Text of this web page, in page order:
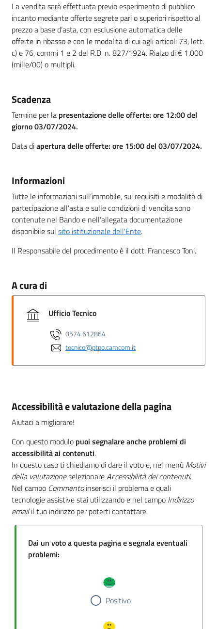
La vendita sarà effettuata previo esperimento di pubblico
incanto mediante offerte segrete pari o superiori rispetto al
prezzo a base d’asta, con esclusione automatica delle
offerte in ribasso e con le modalità di cui agli articoli 73, lett.
c) e 76, commi 1 e 2 del R.D. n. 827/1924. Rialzo di € 1.000
(mille/00) o multipli.
Scadenza
Termine per la presentazione delle offerte: ore 12:00 del
giorno 03/07/2024.
Data diapertura delle offerte: ore 15:00 del 03/07/2024.
Informazioni
Tutte le informazioni sull’immobile, sui requisiti e modalità di
partecipazione all’asta e sulle condizioni di vendita sono
contenute nel Bando e nell’allegata documentazione
disponibile sul sito istituzionale dell'Ente.
Il Responsabile del procedimento è il dott. Francesco Toni.
A cura di
Ufficio Tecnico
0574 612864
tecnico@ptpo.camcom.it
Accessibilità e valutazione della pagina
Aiutaci a migliorare!
Con questo modulo puoi segnalare anche problemi di
accessibilità ai contenuti.
In questo caso ti chiediamo di dare il voto e, nel menù Motivi
della valutazioneselezionareAccessibilità dei contenuti.
Nel campo Commentoinserisci il problema e quali
tecnologie assistive stai utilizzando e nel campo Indirizzo
emailil tuo indirizzo per poterti contattare.
Dai un voto a questa pagina e segnala eventuali
problemi:
Positivo